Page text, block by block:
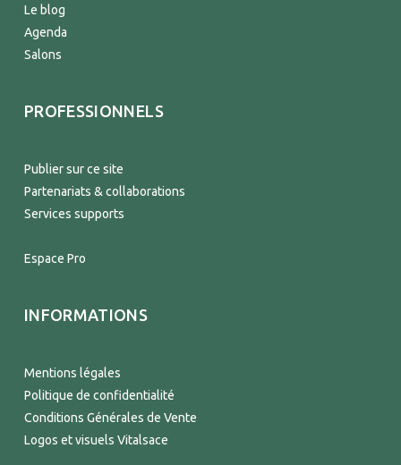
Le blog
Agenda
Salons
PROFESSIONNELS
Publier sur ce site
Partenariats & collaborations
Services supports
Espace Pro
INFORMATIONS
Mentions légales
Politique de confidentialité
Conditions Générales de Vente
Logos et visuels Vitalsace